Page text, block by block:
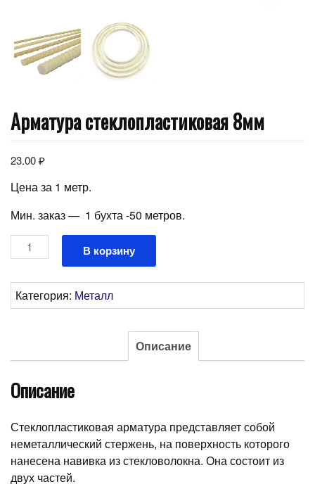
Арматура стеклопластиковая 8мм
23.00₽
Цена за 1 метр.
Мин. заказ — 1 бухта -50 метров.
Количество
товара
стеклопластиковая
8мм
В корзину
Категория: Металл
Описание
Описание
Стеклопластиковая арматура представляет собой
неметаллический стержень, на поверхность которого
нанесена навивка из стекловолокна. Она состоит из
двух частей.